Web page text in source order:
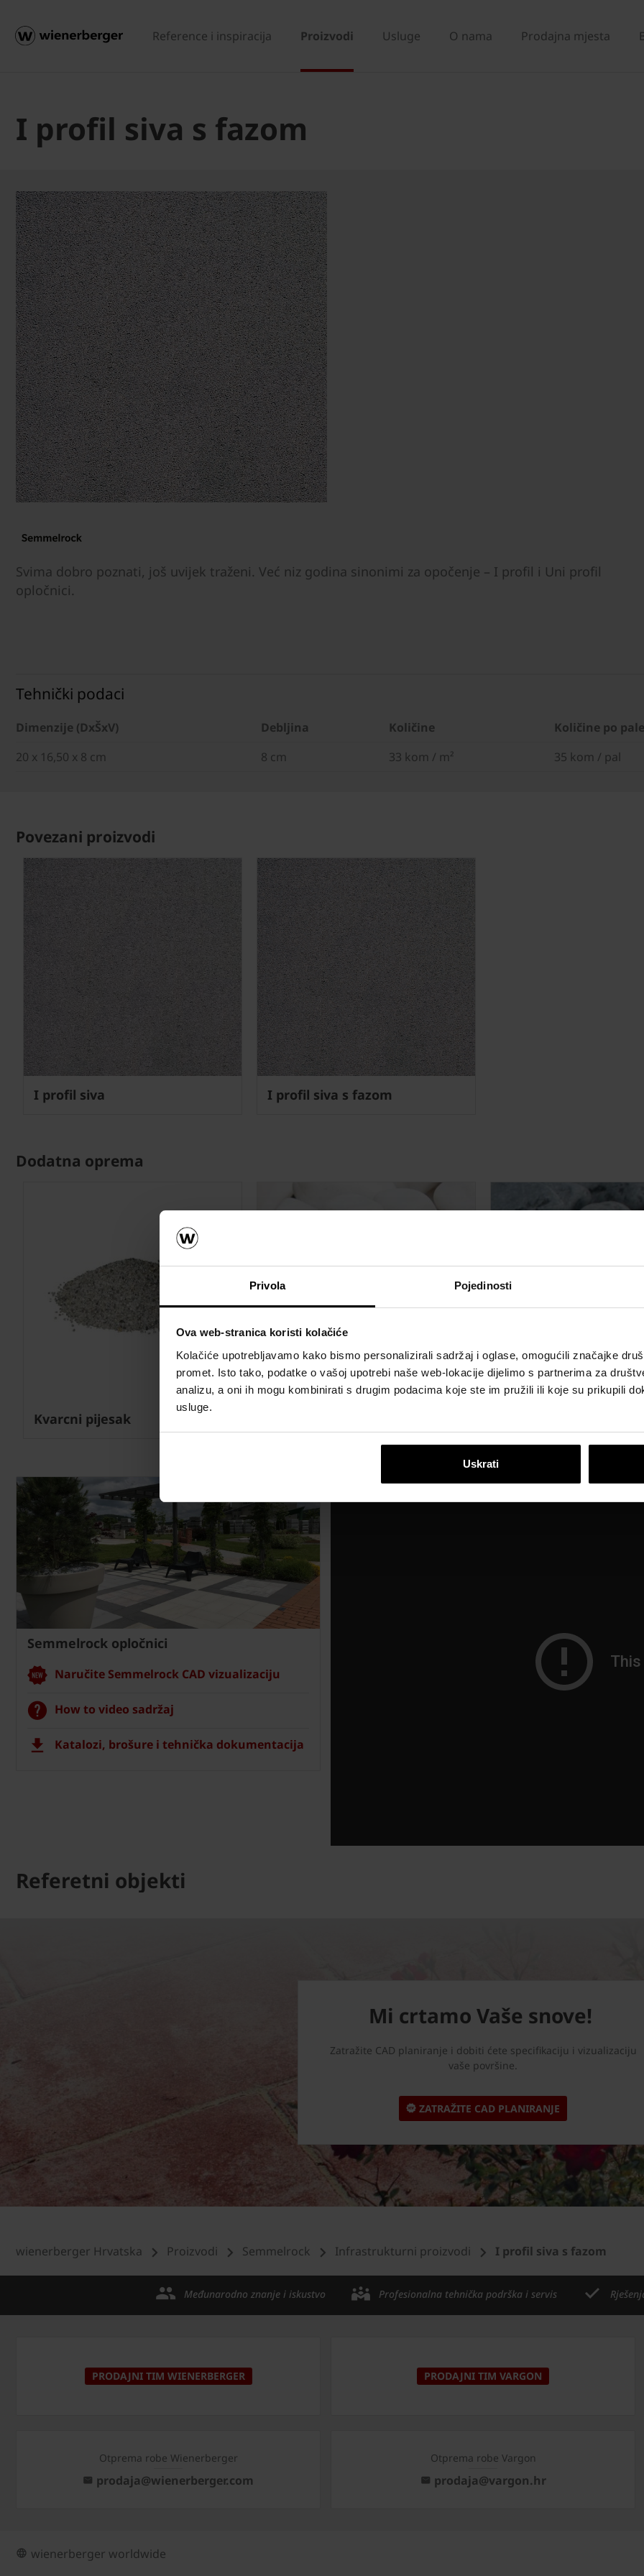
Privola Pojedinosti
Ova web-stranica koristi kolačiće
Kolačiće upotrebljavamo kako bismo personalizirali sadržaj i oglase, omogućili značajke
promet. Isto tako, podatke o vašoj upotrebi naše web-lokacije dijelimo s partnerima za
analizu, a oni ih mogu kombinirati s drugim podacima koje ste im pružili ili koje su prikupili
usluge.
Uskrati
Reference i inspiracija Proizvodi Usluge O nama Prodajna mjesta
I profil siva s fazom
Svima dobro poznati, još uvijek traženi. Već niz godina sinonimi za opočenje – I profil i Uni profil
opločnici.
Tehnički podaci
Dimenzije (DxŠxV) Debljina Količine Količine po
20 x 16,50 x 8 cm
8 cm 33 kom / m² 35 kom / pal
Povezani proizvodi
I profil siva I profil siva s fazom
Dodatna oprema
Kvarcni pijesak
Semmelrock opločnici
Naručite Semmelrock CAD vizualizaciju
How to video sadržaj
Katalozi, brošure i tehnička dokumentacija
Referetni objekti
Mi crtamo Vaše snove!
Zatražite CAD planiranje i dobiti ćete specifikaciju i vizualizaciju
vaše površine.
ZATRAŽITE CAD PLANIRANJE
wienerberger Hrvatska Proizvodi Semmelrock Infrastrukturni proizvodi I profil siva s fazom
Međunarodno znanje i iskustvo Profesionalna tehnička podrška i servis
PRODAJNI TIM WIENERBERGER PRODAJNI TIM VARGON
Otprema robe Wienerberger
prodaja@wienerberger.com
Otprema robe Vargon
prodaja@vargon.hr
wienerberger worldwide